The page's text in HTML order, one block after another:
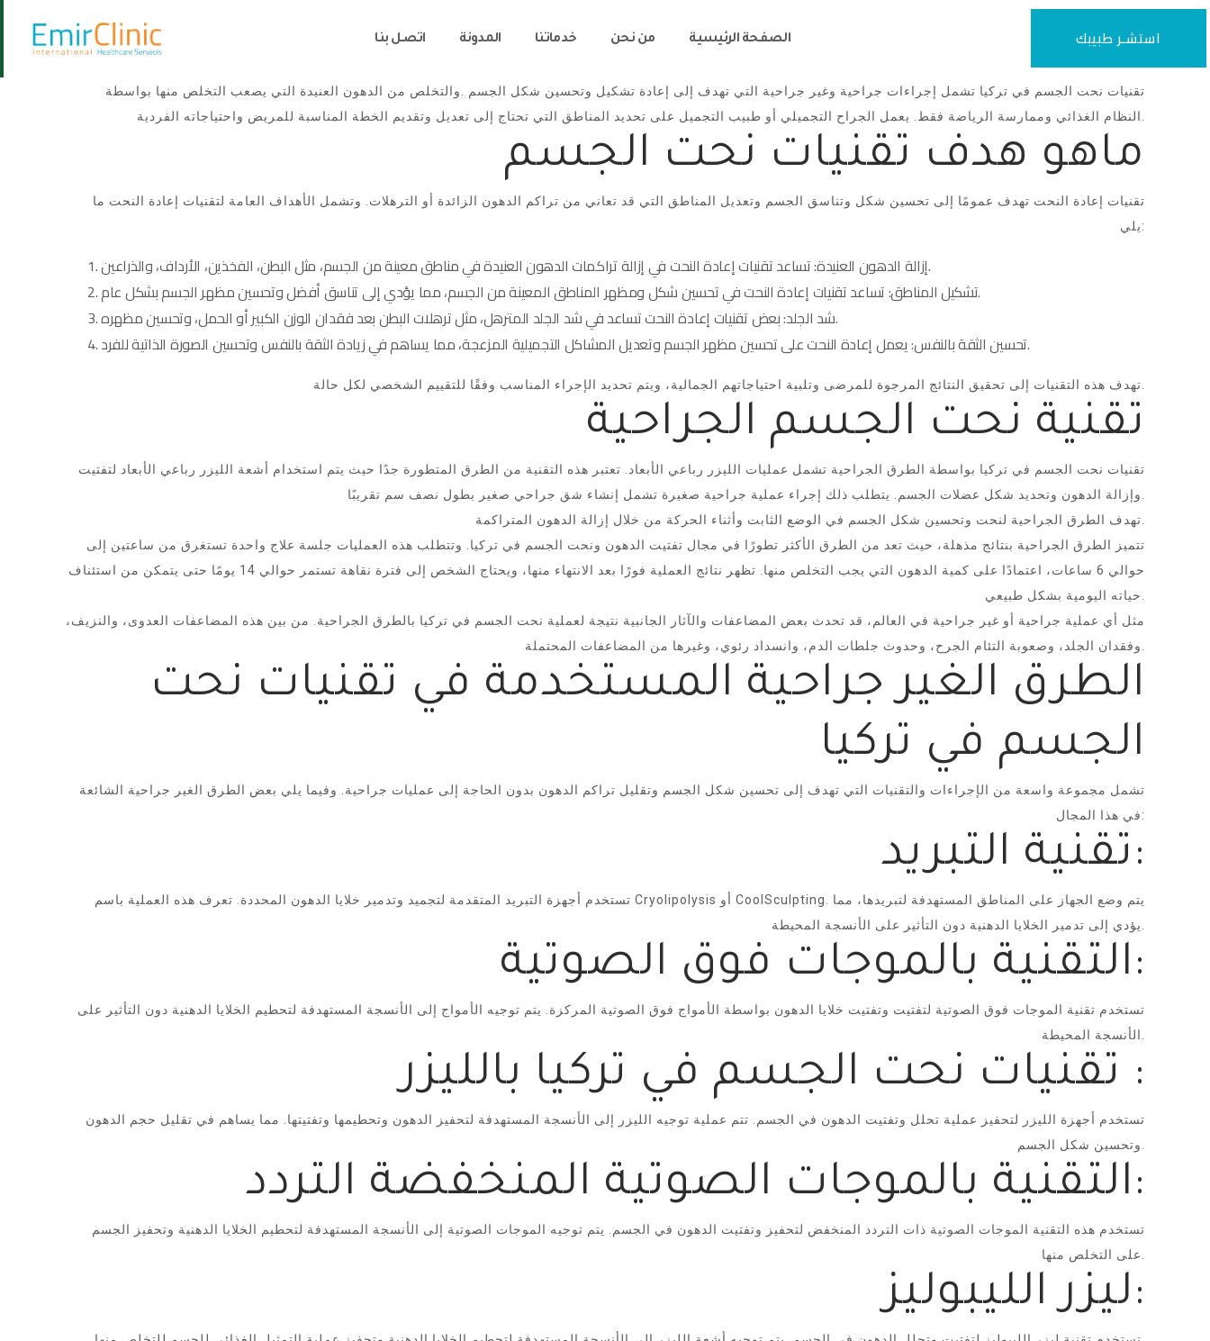
اتصل بنا المدونة خدماتنا من نحن الصفحة الرئيسية استشـر طبيبك
تقنيات نحت الجسم في تركيا تشمل إجراءات جراحية وغير جراحية التي تهدف إلى إعادة تشكيل وتحسين شكل الجسم .والتخلص من الدهون العنيدة التي يصعب التخلص منها بواسطة
ماهو هدف تقنيات نحت الجسم
تقنيات إعادة النحت تهدف عمومًا إلى تحسين شكل وتناسق الجسم وتعديل المناطق التي قد تعاني من تراكم الدهون الزائدة أو الترهلات. وتشمل الأهداف العامة لتقنيات إعادة النحت ما
يلي:
إزالة الدهون العنيدة: تساعد تقنيات إعادة النحت في إزالة تراكمات الدهون العنيدة في مناطق معينة من الجسم، مثل البطن، الفخذين، الأرداف، والذراعين.
تشكيل المناطق: تساعد تقنيات إعادة النحت في تحسين شكل ومظهر المناطق المعينة من الجسم، مما يؤدي إلى تناسق أفضل وتحسين مظهر الجسم بشكل عام.
شد الجلد: بعض تقنيات إعادة النحت تساعد في شد الجلد المترهل، مثل ترهلات البطن بعد فقدان الوزن الكبير أو الحمل، وتحسين مظهره.
تحسين الثقة بالنفس: يعمل إعادة النحت على تحسين مظهر الجسم وتعديل المشاكل التجميلية المزعجة، مما يساهم في زيادة الثقة بالنفس وتحسين الصورة الذاتية للفرد.
تقنية نحت الجسم الجراحية
تقنيات نحت الجسم في تركيا بواسطة الطرق الجراحية تشمل عمليات الليزر رباعي الأبعاد. تعتبر هذه التقنية من الطرق المتطورة جدًا حيث يتم استخدام أشعة الليزر رباعي الأبعاد لتفتيت
تتميز الطرق الجراحية بنتائج مذهلة، حيث تعد من الطرق الأكثر تطورًا في مجال تفتيت الدهون ونحت الجسم في تركيا. وتتطلب هذه العمليات جلسة علاج واحدة تستغرق من ساعتين إلى
حوالي 6 ساعات، اعتمادًا على كمية الدهون التي يجب التخلص منها. تظهر نتائج العملية فورًا بعد الانتهاء منها، ويحتاج الشخص إلى فترة نقاهة تستمر حوالي 14 يومًا حتى يتمكن من استئناف
مثل أي عملية جراحية أو غير جراحية في العالم، قد تحدث بعض المضاعفات والآثار الجانبية نتيجة لعملية نحت الجسم في تركيا بالطرق الجراحية. من بين هذه المضاعفات العدوى، والنزيف،
الطرق الغير جراحية المستخدمة في تقنيات نحت
الجسم في تركيا
تشمل مجموعة واسعة من الإجراءات والتقنيات التي تهدف إلى تحسين شكل الجسم وتقليل تراكم الدهون بدون الحاجة إلى عمليات جراحية. وفيما يلي بعض الطرق الغير جراحية الشائعة
في هذا المجال:
تقنية التبريد:
تستخدم أجهزة التبريد المتقدمة لتجميد وتدمير خلايا الدهون المحددة. تعرف هذه العملية باسم Cryolipolysis أو CoolSculpting. يتم وضع الجهاز على المناطق المستهدفة لتبريدها، مما
التقنية بالموجات فوق الصوتية:
تستخدم تقنية الموجات فوق الصوتية لتفتيت وتفتيت خلايا الدهون بواسطة الأمواج فوق الصوتية المركزة. يتم توجيه الأمواج إلى الأنسجة المستهدفة لتحطيم الخلايا الدهنية دون التأثير على
تقنيات نحت الجسم في تركيا بالليزر :
تستخدم أجهزة الليزر لتحفيز عملية تحلل وتفتيت الدهون في الجسم. تتم عملية توجيه الليزر إلى الأنسجة المستهدفة لتحفيز الدهون وتحطيمها وتفتيتها. مما يساهم في تقليل حجم الدهون
التقنية بالموجات الصوتية المنخفضة التردد:
تستخدم هذه التقنية الموجات الصوتية ذات التردد المنخفض لتحفيز وتفتيت الدهون في الجسم. يتم توجيه الموجات الصوتية إلى الأنسجة المستهدفة لتحطيم الخلايا الدهنية وتحفيز الجسم
ليزر الليبوليز: